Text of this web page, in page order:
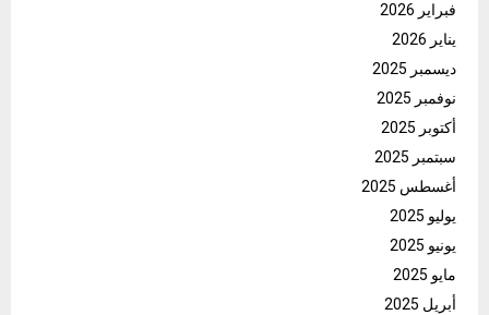
فبراير 2026
يناير 2026
ديسمبر 2025
نوفمبر 2025
أكتوبر 2025
سبتمبر 2025
أغسطس 2025
يوليو 2025
يونيو 2025
مايو 2025
أبريل 2025